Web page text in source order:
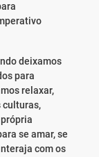
deixamos
para
relaxar,
culturas,
se amar, se
com os